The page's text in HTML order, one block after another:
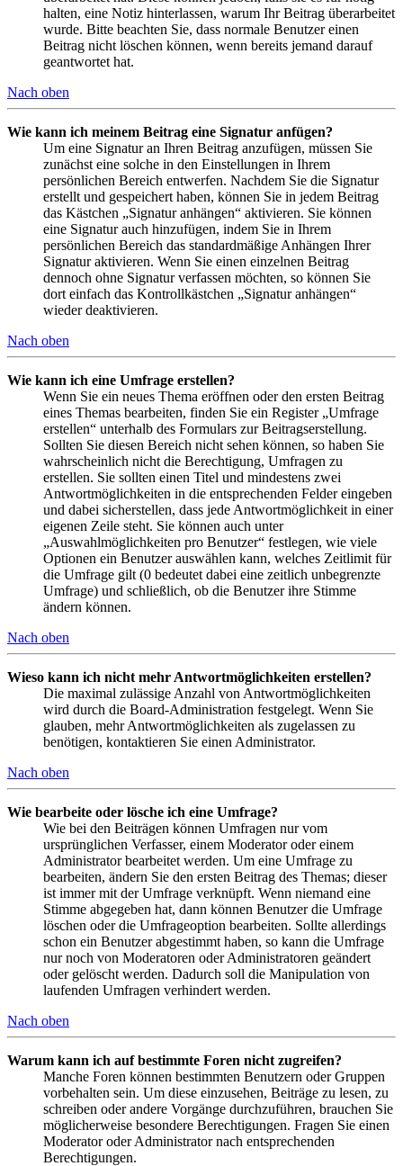
halten, eine Notiz hinterlassen, warum Ihr Beitrag überarbeitet
wurde. Bitte beachten Sie, dass normale Benutzer einen
Beitrag nicht löschen können, wenn bereits jemand darauf
geantwortet hat.
Nach oben
Wie kann ich meinem Beitrag eine Signatur anfügen?
Um eine Signatur an Ihren Beitrag anzufügen, müssen Sie
zunächst eine solche in den Einstellungen in Ihrem
persönlichen Bereich entwerfen. Nachdem Sie die Signatur
erstellt und gespeichert haben, können Sie in jedem Beitrag
das Kästchen „Signatur anhängen“ aktivieren. Sie können
eine Signatur auch hinzufügen, indem Sie in Ihrem
persönlichen Bereich das standardmäßige Anhängen Ihrer
Signatur aktivieren. Wenn Sie einen einzelnen Beitrag
dennoch ohne Signatur verfassen möchten, so können Sie
dort einfach das Kontrollkästchen „Signatur anhängen“
wieder deaktivieren.
Nach oben
Wie kann ich eine Umfrage erstellen?
Wenn Sie ein neues Thema eröffnen oder den ersten Beitrag
eines Themas bearbeiten, finden Sie ein Register „Umfrage
erstellen“ unterhalb des Formulars zur Beitragserstellung.
Sollten Sie diesen Bereich nicht sehen können, so haben Sie
wahrscheinlich nicht die Berechtigung, Umfragen zu
erstellen. Sie sollten einen Titel und mindestens zwei
Antwortmöglichkeiten in die entsprechenden Felder eingeben
und dabei sicherstellen, dass jede Antwortmöglichkeit in einer
eigenen Zeile steht. Sie können auch unter
„Auswahlmöglichkeiten pro Benutzer“ festlegen, wie viele
Optionen ein Benutzer auswählen kann, welches Zeitlimit für
die Umfrage gilt (0 bedeutet dabei eine zeitlich unbegrenzte
Umfrage) und schließlich, ob die Benutzer ihre Stimme
ändern können.
Nach oben
Wieso kann ich nicht mehr Antwortmöglichkeiten erstellen?
Die maximal zulässige Anzahl von Antwortmöglichkeiten
wird durch die Board-Administration festgelegt. Wenn Sie
glauben, mehr Antwortmöglichkeiten als zugelassen zu
benötigen, kontaktieren Sie einen Administrator.
Nach oben
Wie bearbeite oder lösche ich eine Umfrage?
Wie bei den Beiträgen können Umfragen nur vom
ursprünglichen Verfasser, einem Moderator oder einem
Administrator bearbeitet werden. Um eine Umfrage zu
bearbeiten, ändern Sie den ersten Beitrag des Themas; dieser
ist immer mit der Umfrage verknüpft. Wenn niemand eine
Stimme abgegeben hat, dann können Benutzer die Umfrage
löschen oder die Umfrageoption bearbeiten. Sollte allerdings
schon ein Benutzer abgestimmt haben, so kann die Umfrage
nur noch von Moderatoren oder Administratoren geändert
oder gelöscht werden. Dadurch soll die Manipulation von
laufenden Umfragen verhindert werden.
Nach oben
Warum kann ich auf bestimmte Foren nicht zugreifen?
Manche Foren können bestimmten Benutzern oder Gruppen
vorbehalten sein. Um diese einzusehen, Beiträge zu lesen, zu
schreiben oder andere Vorgänge durchzuführen, brauchen Sie
möglicherweise besondere Berechtigungen. Fragen Sie einen
Moderator oder Administrator nach entsprechenden
Berechtigungen.